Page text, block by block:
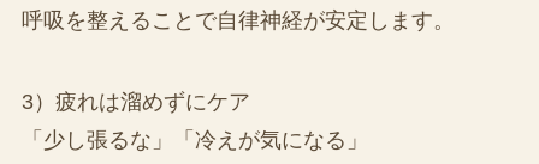
呼吸を整えることで自律神経が安定します。
3）疲れは溜めずにケア
「少し張るな」「冷えが気になる」